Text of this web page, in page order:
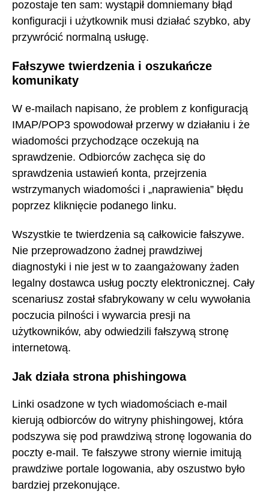
pozostaje ten sam: wystąpił domniemany błąd
konfiguracji i użytkownik musi działać szybko, aby
przywrócić normalną usługę.
Fałszywe twierdzenia i oszukańcze
komunikaty
W e-mailach napisano, że problem z konfiguracją
IMAP/POP3 spowodował przerwy w działaniu i że
wiadomości przychodzące oczekują na
sprawdzenie. Odbiorców zachęca się do
sprawdzenia ustawień konta, przejrzenia
wstrzymanych wiadomości i „naprawienia” błędu
poprzez kliknięcie podanego linku.
Wszystkie te twierdzenia są całkowicie fałszywe.
Nie przeprowadzono żadnej prawdziwej
diagnostyki i nie jest w to zaangażowany żaden
legalny dostawca usług poczty elektronicznej. Cały
scenariusz został sfabrykowany w celu wywołania
poczucia pilności i wywarcia presji na
użytkowników, aby odwiedzili fałszywą stronę
internetową.
Jak działa strona phishingowa
Linki osadzone w tych wiadomościach e-mail
kierują odbiorców do witryny phishingowej, która
podszywa się pod prawdziwą stronę logowania do
poczty e-mail. Te fałszywe strony wiernie imitują
prawdziwe portale logowania, aby oszustwo było
bardziej przekonujące.